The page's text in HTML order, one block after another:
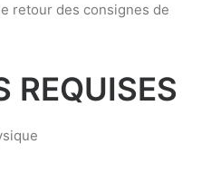
retour des consignes de
REQUISES